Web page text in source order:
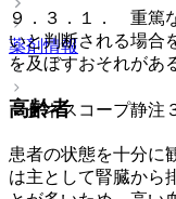
薬剤情報
マグネスコープ静注
９．３．１． 重篤
いと判断される場合
を及ぼすおそれがあ
高齢者
患者の状態を十分に
は主として腎臓から